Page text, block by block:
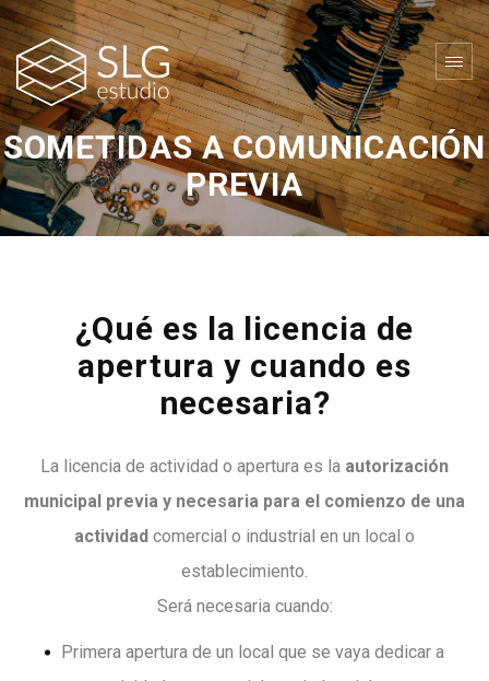
SOMETIDAS A COMUNICACIÓN
PREVIA
¿Qué es la licencia de
apertura y cuando es
necesaria?
La licencia de actividad o apertura es la autorización
municipal previa y necesaria para el comienzo de una
actividad comercial o industrial en un local o
establecimiento.
Será necesaria cuando:
Primera apertura de un local que se vaya dedicar a